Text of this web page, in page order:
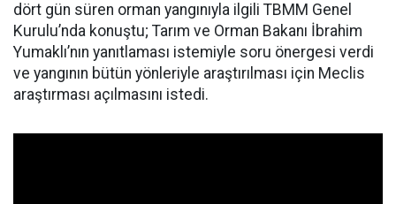
dört gün süren orman yangınıyla ilgili TBMM Genel
Kurulu’nda konuştu; Tarım ve Orman Bakanı İbrahim
Yumaklı’nın yanıtlaması istemiyle soru önergesi verdi
ve yangının bütün yönleriyle araştırılması için Meclis
araştırması açılmasını istedi.